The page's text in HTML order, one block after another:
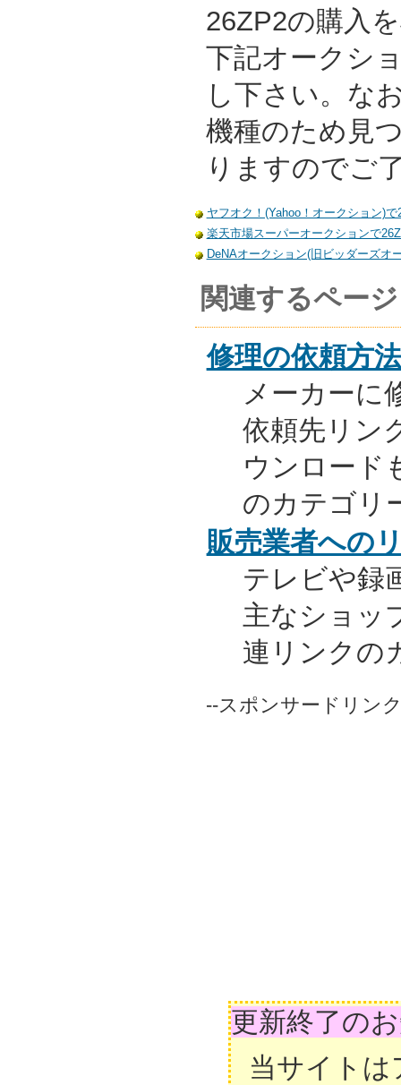
26ZP2の購入
下記オークシ
し下さい。な
機種のため見
りますのでご
ヤフオク！(Yahoo！オークション)
楽天市場スーパーオークションで
DeNAオークション(旧ビッダーズオ
関連するページ
修理の依頼方法
メーカーに
依頼先リン
ウンロード
のカテゴリ
販売業者への
テレビや録
主なショッ
連リンクの
--スポンサードリン
更新終了の
当サイト